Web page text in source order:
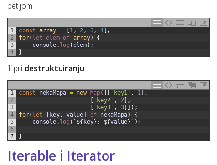
petljom:
1
2
3
4
const array = [1 , 2 , 3 , 4] ;
for( let elem of array)
{
console. log (elem) ;
}
ili pri destruktuiranju:
1
2
3
4
5
6
7
const nekaMapa = new Map( [ [ 'key1' , 1 ] ,
[ 'key2' , 2 ] ,
[ 'key3' , 3] ] ) ;
for( let [ key , value] of nekaMapa)
{
console. log ( ` ${ key} : ${value} ` ) ;
}
Iterable i Iterator